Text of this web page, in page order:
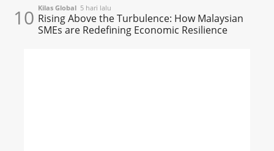
10 Kilas Global 5 hari lalu
Rising Above the Turbulence: How Malaysian
SMEs are Redefining Economic Resilience